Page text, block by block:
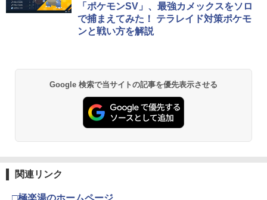
「ポケモンSV」、最強カメックスをソロ
で捕まえてみた！ テラレイド対策ポケモ
ンと戦い方を解説
Google 検索で当サイトの記事を優先表示させる
関連リンク
□極楽湯のホームページ